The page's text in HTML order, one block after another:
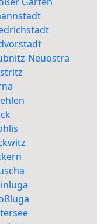
Neuostra